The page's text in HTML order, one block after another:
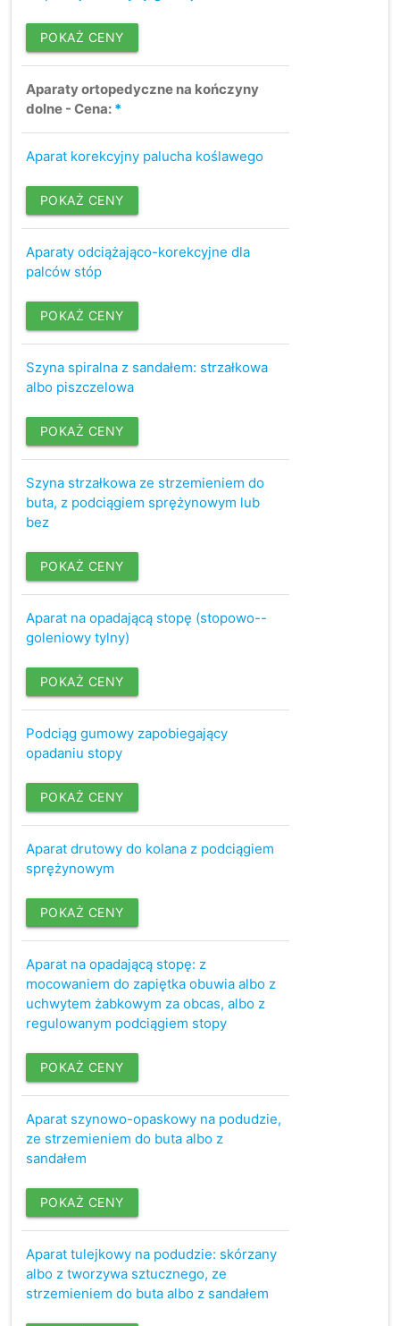
POKAŻ CENY
Aparaty ortopedyczne na kończyny
dolne - Cena: *
Aparat korekcyjny palucha koślawego
POKAŻ CENY
Aparaty odciążająco-korekcyjne dla
palców stóp
POKAŻ CENY
Szyna spiralna z sandałem: strzałkowa
albo piszczelowa
POKAŻ CENY
Szyna strzałkowa ze strzemieniem do
buta, z podciągiem sprężynowym lub
bez
POKAŻ CENY
Aparat na opadającą stopę (stopowo--
goleniowy tylny)
POKAŻ CENY
Podciąg gumowy zapobiegający
opadaniu stopy
POKAŻ CENY
Aparat drutowy do kolana z podciągiem
sprężynowym
POKAŻ CENY
Aparat na opadającą stopę: z
mocowaniem do zapiętka obuwia albo z
uchwytem żabkowym za obcas, albo z
regulowanym podciągiem stopy
POKAŻ CENY
Aparat szynowo-opaskowy na podudzie,
ze strzemieniem do buta albo z
sandałem
POKAŻ CENY
Aparat tulejkowy na podudzie: skórzany
albo z tworzywa sztucznego, ze
strzemieniem do buta albo z sandałem